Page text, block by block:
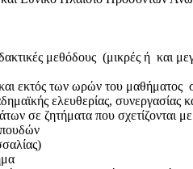
μεθόδους (μικρές ή και
εκτός των ωρών του
ελευθερίας, συνεργασίας
σε ζητήματα που σχετίζονται